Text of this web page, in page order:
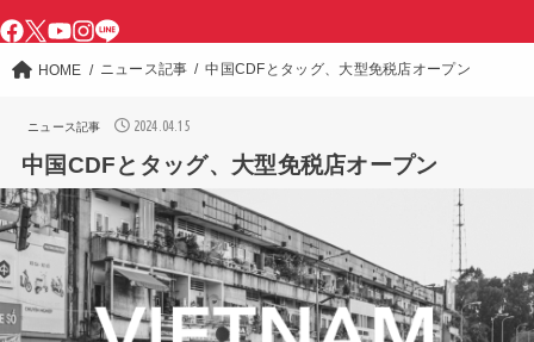
HOME ニュース記事 中国CDFとタッグ、大型免税店オープン
ニュース記事 2024.04.15
中国CDFとタッグ、大型免税店オープン